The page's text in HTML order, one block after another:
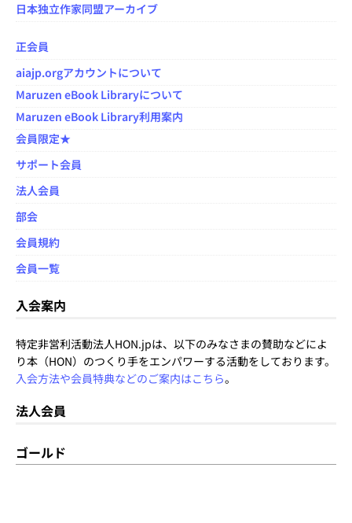
日本独立作家同盟アーカイブ
正会員
aiajp.orgアカウントについて
Maruzen eBook Libraryについて
Maruzen eBook Library利用案内
会員限定★
サポート会員
法人会員
部会
会員規約
会員一覧
入会案内
特定非営利活動法人HON.jpは、以下のみなさまの賛助などによ
り本（HON）のつくり手をエンパワーする活動をしております。
入会方法や会員特典などのご案内はこちら。
法人会員
ゴールド